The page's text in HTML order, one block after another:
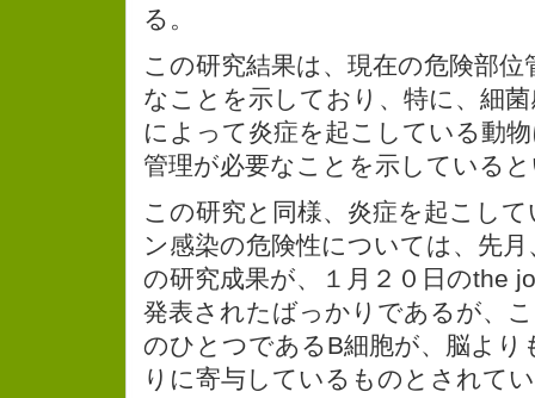
る。
この研究結果は、現在の危険部位
なことを示しており、特に、細
によって炎症を起こしている動
管理が必要なことを示している
この研究と同様、炎症を起こし
ン感染の危険性については、先
の研究成果が、１月２０日のthe
発表されたばっかりであるが、
のひとつであるB細胞が、脳より
りに寄与しているものとされて